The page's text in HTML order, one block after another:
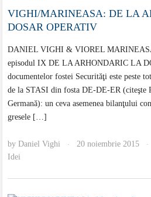
VIGHI/MARINEASA: DE LA
DOSAR OPERATIV
DANIEL VIGHI & VIOREL
episodul IX DE LA ARHONDARIC LA
documentelor fostei Securităţi este peste
de la STASI din fosta DE-DE-ER (citeşte
Germană): un ceva aseme­nea bilanţului
gresele […]
byDaniel Vighi · 20 noiembrie 2015 ·
Idei